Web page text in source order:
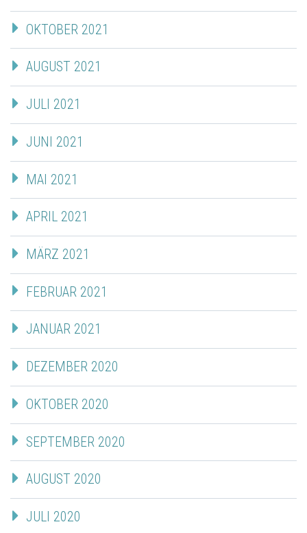
OKTOBER 2021
AUGUST 2021
JULI 2021
JUNI 2021
MAI 2021
APRIL 2021
MÄRZ 2021
FEBRUAR 2021
JANUAR 2021
DEZEMBER 2020
OKTOBER 2020
SEPTEMBER 2020
AUGUST 2020
JULI 2020